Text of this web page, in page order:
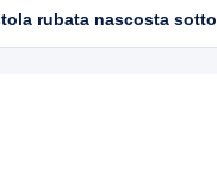
vuoti e sacchi a terra.